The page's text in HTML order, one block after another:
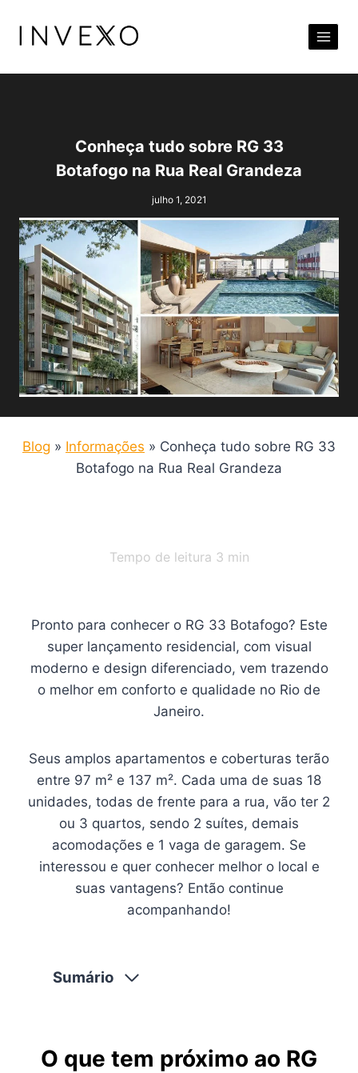
para
Conteúdo
Conheça tudo sobre RG 33
Botafogo na Rua Real Grandeza
julho 1, 2021
Blog » Informações » Conheça tudo sobre RG 33
Botafogo na Rua Real Grandeza
Tempo de leitura 3 min
Pronto para conhecer o RG 33 Botafogo? Este
super lançamento residencial, com visual
moderno e design diferenciado, vem trazendo
o melhor em conforto e qualidade no Rio de
Janeiro.
Seus amplos apartamentos e coberturas terão
entre 97 m² e 137 m². Cada uma de suas 18
unidades, todas de frente para a rua, vão ter 2
ou 3 quartos, sendo 2 suítes, demais
acomodações e 1 vaga de garagem. Se
interessou e quer conhecer melhor o local e
suas vantagens? Então continue
acompanhando!
Sumário
O que tem próximo ao RG